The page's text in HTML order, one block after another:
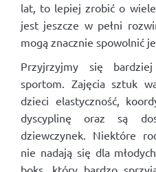
lat, to lepiej zrobić o
jest jeszcze w pełni
mogą znacznie spowolnić
Przyjrzyjmy się
sportom. Zajęcia sztuk
dzieci elastyczność,
dyscyplinę oraz są
dziewczynek. Niektóre
nie nadają się dla